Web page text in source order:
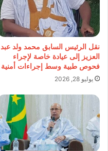
نقل الرئيس السابق محمد ولد عبد
العزيز إلى عيادة خاصة لإجراء
فحوص طبية وسط إجراءات أمنية
يوليو 28, 2026